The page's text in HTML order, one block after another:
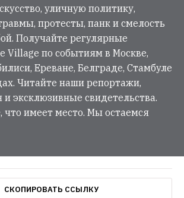
уличную политику,
протесты, панк и смелость
Получайте регулярные
Village по событиям в Москве,
Ереване, Белграде, Стамбуле
Читайте наши репортажи,
и эксклюзивные свидетельства.
что имеет место. Мы остаемся
СКОПИРОВАТЬ ССЫЛКУ